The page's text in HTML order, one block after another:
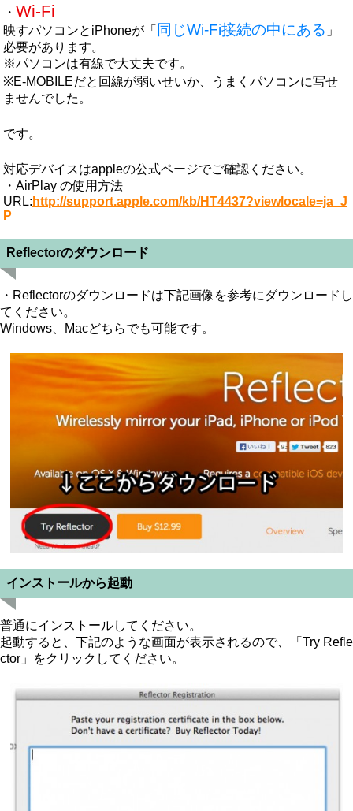
・ Wi-Fi
映すパソコンとiPhoneが「 同じWi-Fi接続の中にある 」
必要があります。
※パソコンは有線で大丈夫です。
※E-MOBILEだと回線が弱いせいか、うまくパソコンに写せ
ませんでした。
です。
対応デバイスはappleの公式ページでご確認ください。
・AirPlay の使用方法
URL: http://support.apple.com/kb/HT4437?viewlocale=ja_J
P
Reflectorのダウンロード
・Reflectorのダウンロードは下記画像を参考にダウンロードし
てください。
Windows、Macどちらでも可能です。
インストールから起動
普通にインストールしてください。
起動すると、下記のような画面が表示されるので、「Try Refle
ctor」をクリックしてください。